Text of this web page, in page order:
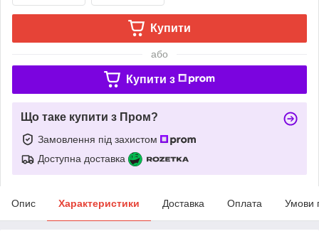
Купити
або
Купити з
Що таке купити з Пром?
Замовлення під захистом
Доступна доставка
Опис Характеристики Доставка Оплата Умови